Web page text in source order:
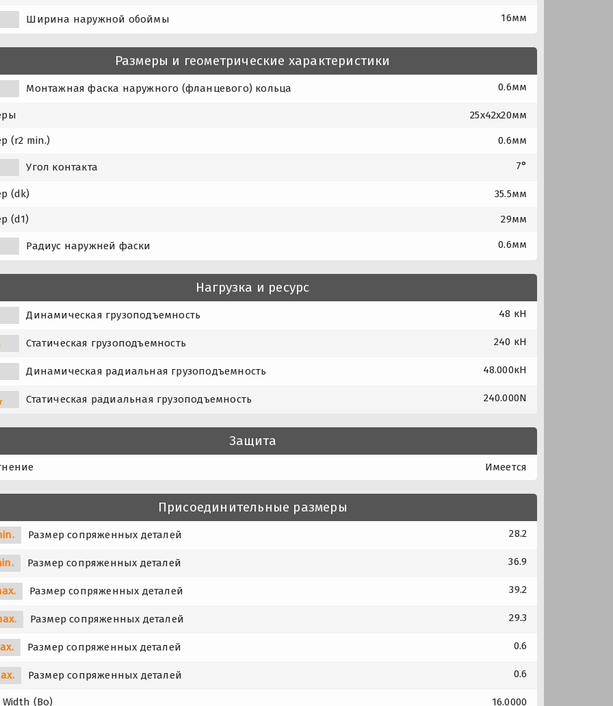
Ширина наружной обоймы 16мм
Размеры и геометрические характеристики
Монтажная фаска наружного (фланцевого) кольца 0.6мм
25x42x20мм
(r2 min.) 0.6мм
Угол контакта 7°
(dk) 35.5мм
(d1) 29мм
Радиус наружней фаски 0.6мм
Нагрузка и ресурс
Динамическая грузоподъемность 48 кН
Статическая грузоподъемность 240 кН
Динамическая радиальная грузоподъемность 48.000кН
Статическая радиальная грузоподъемность 240.000N
Защита
Имеется
Присоединительные размеры
Размер сопряженных деталей 28.2
Размер сопряженных деталей 36.9
Размер сопряженных деталей 39.2
Размер сопряженных деталей 29.3
Размер сопряженных деталей 0.6
Размер сопряженных деталей 0.6
(Bo) 16.0000